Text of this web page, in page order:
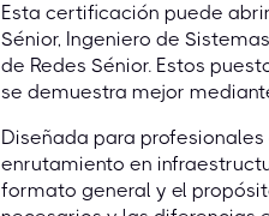
Esta certificación puede
Sénior, Ingeniero de
de Redes Sénior. Estos
se demuestra mejor
Diseñada para
enrutamiento en
formato general y el